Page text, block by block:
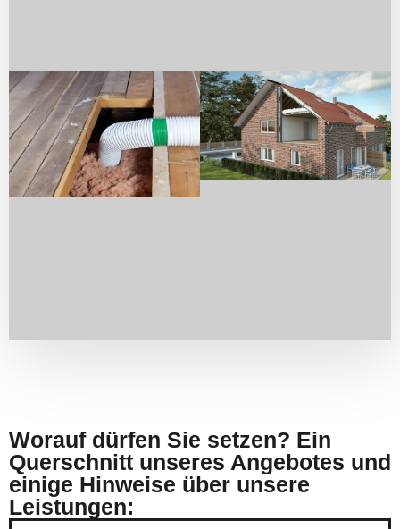
Worauf dürfen Sie setzen? Ein
Querschnitt unseres Angebotes und
einige Hinweise über unsere
Leistungen: